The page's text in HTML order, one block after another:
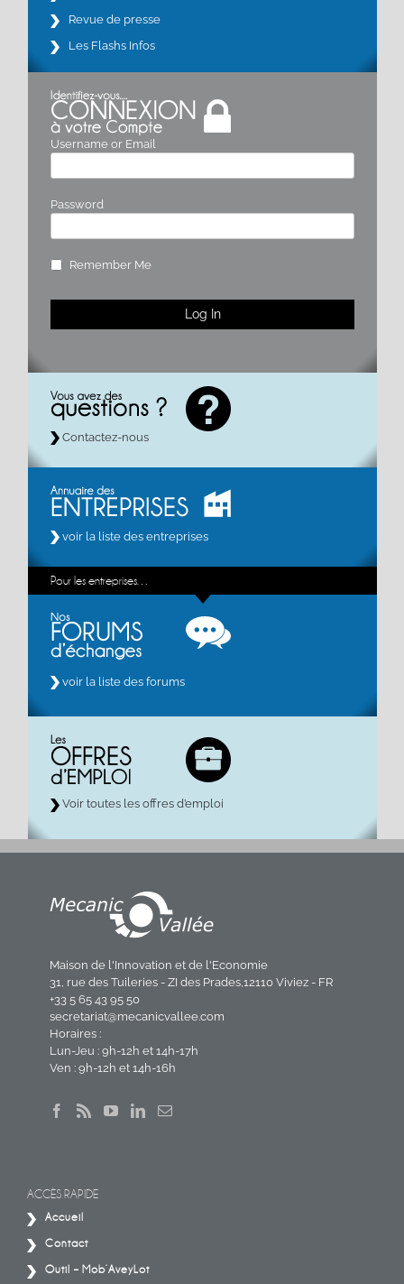
Revue de presse
Les Flashs Infos
Username or Email
Password
Remember Me
Contactez-nous
voir la liste des entreprises
Pour les entreprises…
voir la liste des forums
Voir toutes les offres d’emploi
Maison de l'Innovation et de l'Economie
31, rue des Tuileries - ZI des Prades,12110 Viviez - FR
+33 5 65 43 95 50
secretariat@mecanicvallee.com
Horaires :
Lun-Jeu : 9h-12h et 14h-17h
Ven : 9h-12h et 14h-16h
ACCÈS RAPIDE
Accueil
Contact
Outil – Mob’AveyLot